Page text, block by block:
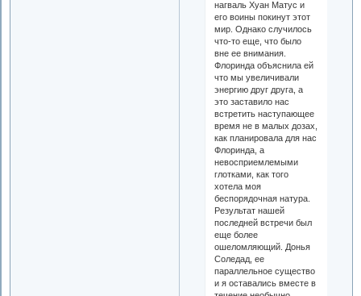
нагваль Хуан Матус и
его воины покинут этот
мир. Однако случилось
что-то еще, что было
вне ее внимания.
Флоринда объяснила ей
что мы увеличивали
энергию друг друга, а
это заставило нас
встретить наступающее
время не в малых дозах,
как планировала для нас
Флоринда, а
невосприемлемыми
глотками, как того
хотела моя
беспорядочная натура.
Результат нашей
последней встречи был
еще более
ошеломляющий. Донья
Соледад, ее
параллельное существо
и я оставались вместе в